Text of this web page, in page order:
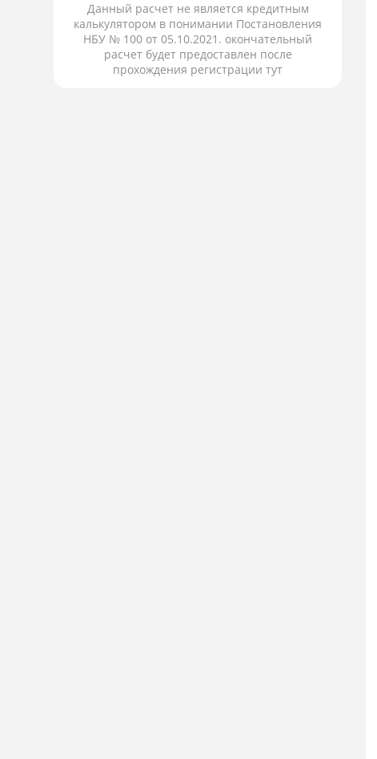
Данный расчет не является кредитным
калькулятором в понимании Постановления
НБУ № 100 от 05.10.2021. окончательный
расчет будет предоставлен после
прохождения регистрации тут